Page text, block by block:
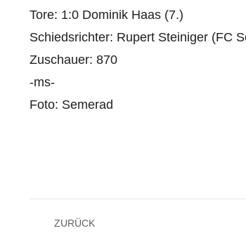
Tore: 1:0 Dominik Haas (7.)
Schiedsrichter: Rupert Steiniger (FC
Zuschauer: 870
-ms-
Foto: Semerad
ZURÜCK